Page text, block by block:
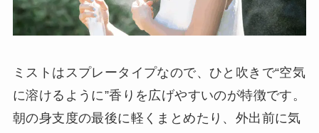
ミストはスプレータイプなので、ひと吹きで“空気
に溶けるように”香りを広げやすいのが特徴です。
朝の身支度の最後に軽くまとめたり、外出前に気